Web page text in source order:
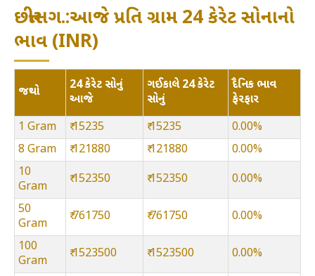
છત્તીસગ.:આજે પ્રતિ ગ્રામ 24 કેરેટ સોનાનો
ભાવ (INR)
જથ્થો
24 કેરેટ સોનું
આજે
ગઈકાલે 24 કેરેટ
સોનું
દૈનિક ભાવ
ફેરફાર
1 Gram
₹ 15235 ₹ 15235
0.00%
8 Gram
₹ 121880 ₹ 121880
0.00%
10
Gram
₹ 152350 ₹ 152350 0.00%
50
Gram
₹ 761750 ₹ 761750 0.00%
100
Gram
₹ 1523500 ₹ 1523500 0.00%